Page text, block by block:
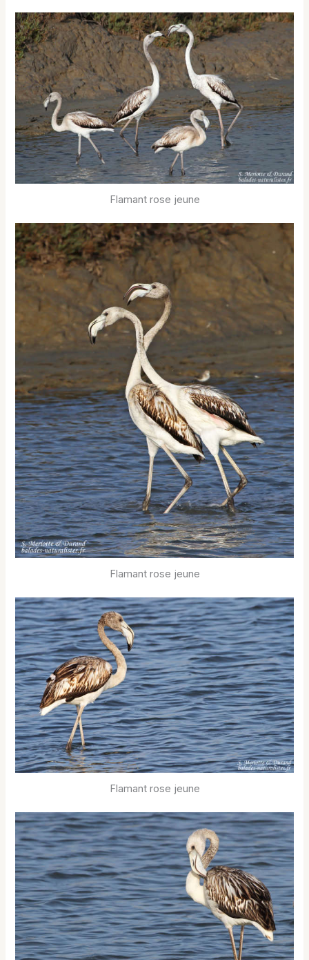
Flamant rose jeune
Flamant rose jeune
Flamant rose jeune